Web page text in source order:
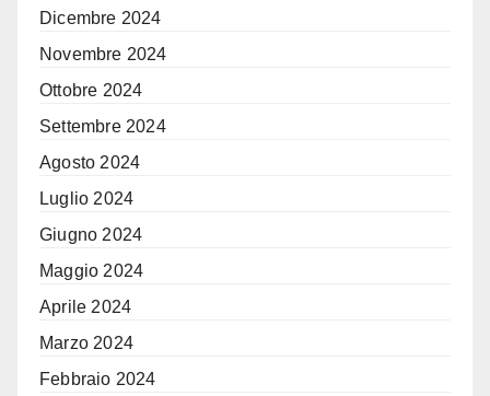
Dicembre 2024
Novembre 2024
Ottobre 2024
Settembre 2024
Agosto 2024
Luglio 2024
Giugno 2024
Maggio 2024
Aprile 2024
Marzo 2024
Febbraio 2024